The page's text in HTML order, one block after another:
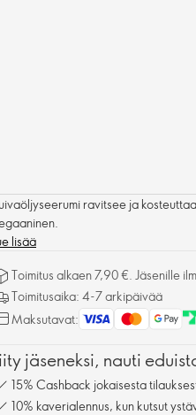
ravitsee ja
lisää
Toimitus alkaen 7,90 €. Jäsenille
Toimitusaika: 4-7 arkipäivää
Maksutavat:
jäseneksi, nauti
15% Cashback jokaisesta
10% kaverialennus, kun kutsut